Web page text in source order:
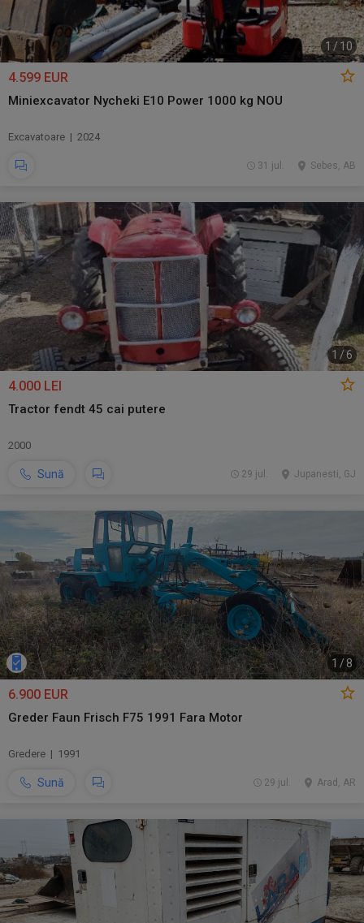
1 / 10
4.599 EUR
Miniexcavator Nycheki E10 Power 1000 kg NOU
Excavatoare | 2024
Sebes, AB
31 jul.
1 /6
4.000 LEI
Tractor fendt 45 cai putere
2000
Sună Jupanesti, GJ
29 jul.
1 /8
6.900 EUR
Greder Faun Frisch F75 1991 Fara Motor
Gredere | 1991
Sună Arad, AR
29 jul.